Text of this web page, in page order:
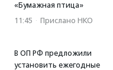
«Бумажная птица»
11:45 · Прислано НКО
В ОП РФ предложили
установить ежегодные